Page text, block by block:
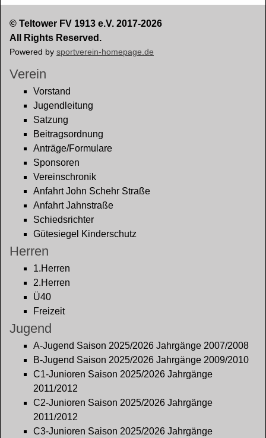
© Teltower FV 1913 e.V. 2017-2026
All Rights Reserved.
Powered by sportverein-homepage.de
Verein
Vorstand
Jugendleitung
Satzung
Beitragsordnung
Anträge/Formulare
Sponsoren
Vereinschronik
Anfahrt John Schehr Straße
Anfahrt Jahnstraße
Schiedsrichter
Gütesiegel Kinderschutz
Herren
1.Herren
2.Herren
Ü40
Freizeit
Jugend
A-Jugend Saison 2025/2026 Jahrgänge 2007/2008
B-Jugend Saison 2025/2026 Jahrgänge 2009/2010
C1-Junioren Saison 2025/2026 Jahrgänge
2011/2012
C2-Junioren Saison 2025/2026 Jahrgänge
2011/2012
C3-Junioren Saison 2025/2026 Jahrgänge